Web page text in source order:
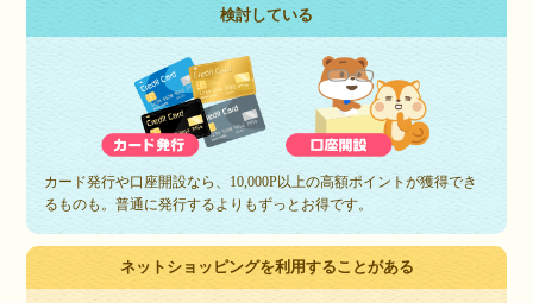
検討している
カード発行や口座開設なら、10,000P以上の高額ポイントが獲得でき
るものも。普通に発行するよりもずっとお得です。
ネットショッピングを利用することがある